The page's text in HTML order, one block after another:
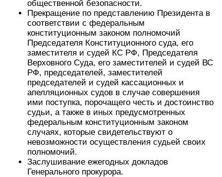
общественной безопасности.
Прекращение по представлению Президента в
соответствии с федеральным
конституционным законом полномочий
Председателя Конституционного суда, его
заместителя и судей КС РФ, Председателя
Верховного Суда, его заместителей и судей ВС
РФ, председателей, заместителей
председателей и судей кассационных и
апелляционных судов в случае совершения
ими поступка, порочащего честь и достоинство
судьи, а также в иных предусмотренных
федеральным конституционным законом
случаях, которые свидетельствуют о
невозможности осуществления судьей своих
полномочий.
Заслушивание ежегодных докладов
Генерального прокурора.